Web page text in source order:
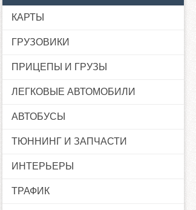
КАРТЫ
ГРУЗОВИКИ
ПРИЦЕПЫ И ГРУЗЫ
ЛЕГКОВЫЕ АВТОМОБИЛИ
АВТОБУСЫ
ТЮННИНГ И ЗАПЧАСТИ
ИНТЕРЬЕРЫ
ТРАФИК